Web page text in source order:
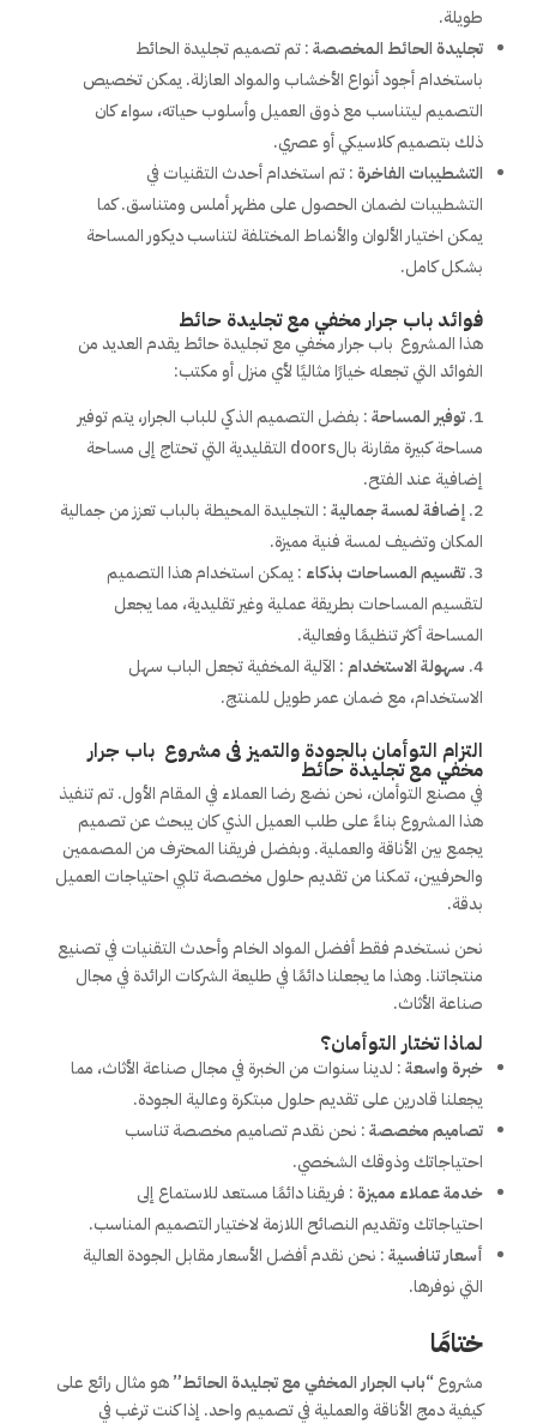
طويلة.
تجليدة الحائط المخصصة: تم تصميم تجليدة الحائط
باستخدام أجود أنواع الأخشاب والمواد العازلة. يمكن تخصيص
التصميم ليتناسب مع ذوق العميل وأسلوب حياته، سواء كان
ذلك بتصميم كلاسيكي أو عصري.
التشطيبات الفاخرة: تم استخدام أحدث التقنيات في
التشطيبات لضمان الحصول على مظهر أملس ومتناسق. كما
يمكن اختيار الألوان والأنماط المختلفة لتناسب ديكور المساحة
بشكل كامل.
فوائد باب جرار مخفي مع تجليدة حائط
هذا المشروع باب جرار مخفي مع تجليدة حائط يقدم العديد من
الفوائد التي تجعله خيارًا مثاليًا لأي منزل أو مكتب:
توفير المساحة: بفضل التصميم الذكي للباب الجرار، يتم توفير
مساحة كبيرة مقارنة بالdoors التقليدية التي تحتاج إلى مساحة
إضافية عند الفتح.
إضافة لمسة جمالية: التجليدة المحيطة بالباب تعزز من جمالية
المكان وتضيف لمسة فنية مميزة.
تقسيم المساحات بذكاء : يمكن استخدام هذا التصميم
لتقسيم المساحات بطريقة عملية وغير تقليدية، مما يجعل
المساحة أكثر تنظيمًا وفعالية.
سهولة الاستخدام: الآلية المخفية تجعل الباب سهل
الاستخدام، مع ضمان عمر طويل للمنتج.
التزام التوأمان بالجودة والتميز فى مشروع باب جرار
مخفي مع تجليدة حائط
في مصنع التوأمان، نحن نضع رضا العملاء في المقام الأول. تم تنفيذ
هذا المشروع بناءً على طلب العميل الذي كان يبحث عن تصميم
يجمع بين الأناقة والعملية. وبفضل فريقنا المحترف من المصممين
والحرفيين، تمكنا من تقديم حلول مخصصة تلبي احتياجات العميل
بدقة.
نحن نستخدم فقط أفضل المواد الخام وأحدث التقنيات في تصنيع
منتجاتنا. وهذا ما يجعلنا دائمًا في طليعة الشركات الرائدة في مجال
صناعة الأثاث.
لماذا تختار التوأمان؟
خبرة واسعة: لدينا سنوات من الخبرة في مجال صناعة الأثاث، مما
يجعلنا قادرين على تقديم حلول مبتكرة وعالية الجودة.
تصاميم مخصصة: نحن نقدم تصاميم مخصصة تناسب
احتياجاتك وذوقك الشخصي.
خدمة عملاء مميزة: فريقنا دائمًا مستعد للاستماع إلى
احتياجاتك وتقديم النصائح اللازمة لاختيار التصميم المناسب.
أسعار تنافسية: نحن نقدم أفضل الأسعار مقابل الجودة العالية
التي نوفرها.
ختامًا
مشروع“باب الجرار المخفي مع تجليدة الحائط”هو مثال رائع على
كيفية دمج الأناقة والعملية في تصميم واحد. إذا كنت ترغب في